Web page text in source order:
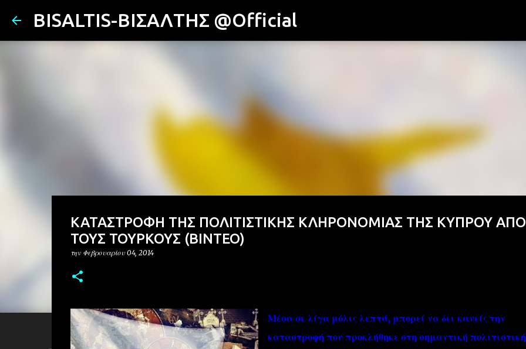
BISALTIS-ΒΙΣΑΛΤΗΣ @Official
ΚΑΤΑΣΤΡΟΦΗ ΤΗΣ ΠΟΛΙΤΙΣΤΙΚΗΣ ΚΛΗΡΟΝΟΜΙΑΣ ΤΗΣ ΚΥΠΡΟΥ ΑΠΟ
ΤΟΥΣ ΤΟΥΡΚΟΥΣ (ΒΙΝΤΕΟ)
την Φεβρουαρίου 04, 2014
Μέσα σε λίγα μόλις λεπτά, μπορεί να δει κανείς την
καταστροφή που προκλήθηκε στη σημαντική πολιτιστική